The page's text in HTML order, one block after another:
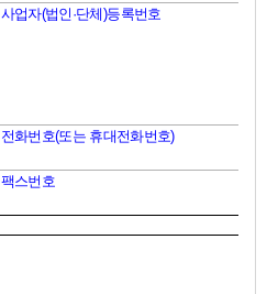
사업자(법인 ·단체)등록번호
전화번호(또는 휴대전화번호)
팩스번호